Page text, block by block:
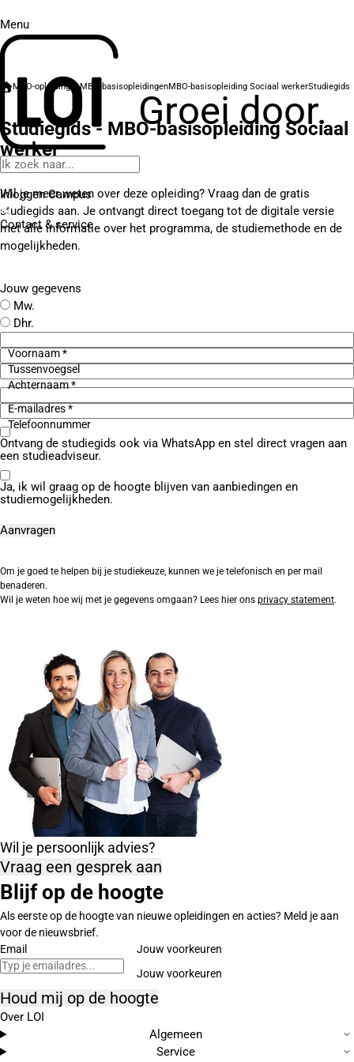
Menu
Groei door.
Inloggen Campus
Contact& service
MBO-opleidingenMBO-basisopleidingenMBO-basisopleiding Sociaal werkerStudiegids
Studiegids - MBO-basisopleiding Sociaal
werker
Wil je meer weten over deze opleiding? Vraag dan de gratis
studiegids aan. Je ontvangt direct toegang tot de digitale versie
met alle informatie over het programma, de studiemethode en de
mogelijkheden.
Jouw gegevens
Mw.
Dhr.
Voornaam *
Tussenvoegsel
Achternaam *
E-mailadres *
Telefoonnummer
Ontvang de studiegids ook via WhatsApp en stel direct vragen aan
een studieadviseur.
Ja, ik wil graag op de hoogte blijven van aanbiedingen en
studiemogelijkheden.
Om je goed te helpen bij je studiekeuze, kunnen we je telefonisch en per mail
benaderen.
Wil je weten hoe wij met je gegevens omgaan? Lees hier ons privacy statement.
Wil je persoonlijk advies?
Vraag een gesprek aan
Blijf op de hoogte
Als eerste op de hoogte van nieuwe opleidingen en acties? Meld je aan
voor de nieuwsbrief.
Email
Jouw voorkeuren
Houd mij op de hoogte
Over LOI
Algemeen
Service